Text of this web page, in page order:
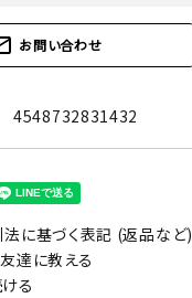
お問い合わせ
4548732831432
に基づく表記 (返品など)
達に教える
る